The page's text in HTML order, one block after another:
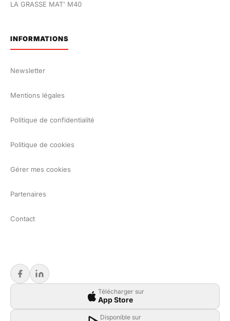
LA GRASSE MAT' M40
INFORMATIONS
Newsletter
Mentions légales
Politique de confidentialité
Politique de cookies
Gérer mes cookies
Partenaires
Contact
Télécharger sur
App Store
Disponible sur